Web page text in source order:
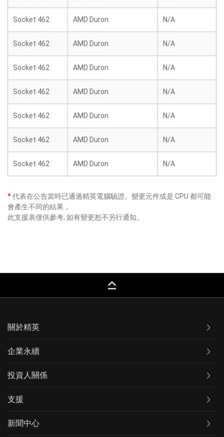
Socket 462 AMD Duron N/A
Socket 462 AMD Duron N/A
Socket 462 AMD Duron N/A
Socket 462 AMD Duron N/A
Socket 462 AMD Duron N/A
Socket 462 AMD Duron N/A
Socket 462 AMD Duron N/A
*代表在公告當時已通過精英電腦驗證。變更元件或是 CPU 都可能
會產生不同的結果，
此支援表僅供參考, 如有變更恕不另行通知。
keyboard_capslock
關於精英
企業永續
投資人關係
支援
新聞中心